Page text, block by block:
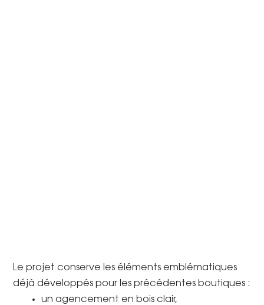
Le projet conserve les éléments emblématiques
déjà développés pour les précédentes boutiques :
un agencement en bois clair,